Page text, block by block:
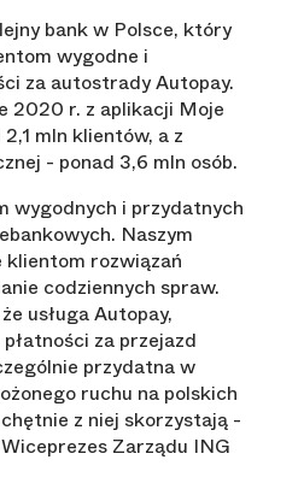
bank w Polsce, który
wygodne i
za autostrady Autopay.
2020 r. z aplikacji Moje
mln klientów, a z
- ponad 3,6 mln osób.
wygodnych i przydatnych
Naszym
rozwiązań
codziennych spraw.
usługa Autopay,
za przejazd
przydatna w
ruchu na polskich
z niej skorzystają -
Zarządu ING